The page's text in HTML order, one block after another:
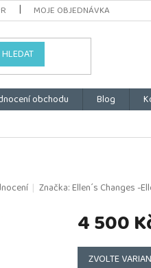
MOJE OBJEDNÁVKA
HLEDAT
obchodu Blog
Značka:Ellen´s Changes -
4 500
Měrná
cena:
ZVOLTE